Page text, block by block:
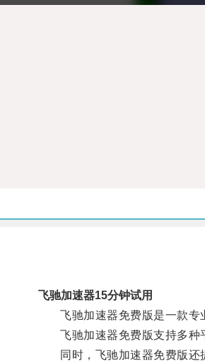
飞驰加速器15分钟试用
飞驰加速器免费版是一款专业
飞驰加速器免费版支持多种平
同时，飞驰加速器免费版还